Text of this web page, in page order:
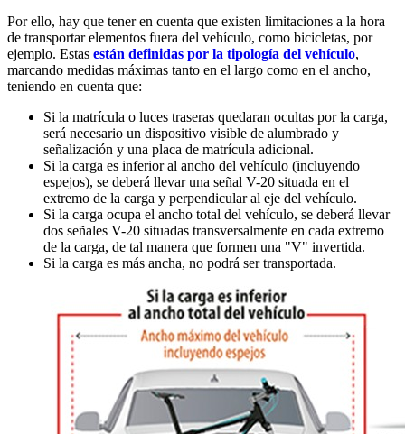
Por ello, hay que tener en cuenta que existen limitaciones a la hora
de transportar elementos fuera del vehículo, como bicicletas, por
ejemplo. Estas están definidas por la tipología del vehículo,
marcando medidas máximas tanto en el largo como en el ancho,
teniendo en cuenta que:
Si la matrícula o luces traseras quedaran ocultas por la carga,
será necesario un dispositivo visible de alumbrado y
señalización y una placa de matrícula adicional.
Si la carga es inferior al ancho del vehículo (incluyendo
espejos), se deberá llevar una señal V-20 situada en el
extremo de la carga y perpendicular al eje del vehículo.
Si la carga ocupa el ancho total del vehículo, se deberá llevar
dos señales V-20 situadas transversalmente en cada extremo
de la carga, de tal manera que formen una "V" invertida.
Si la carga es más ancha, no podrá ser transportada.